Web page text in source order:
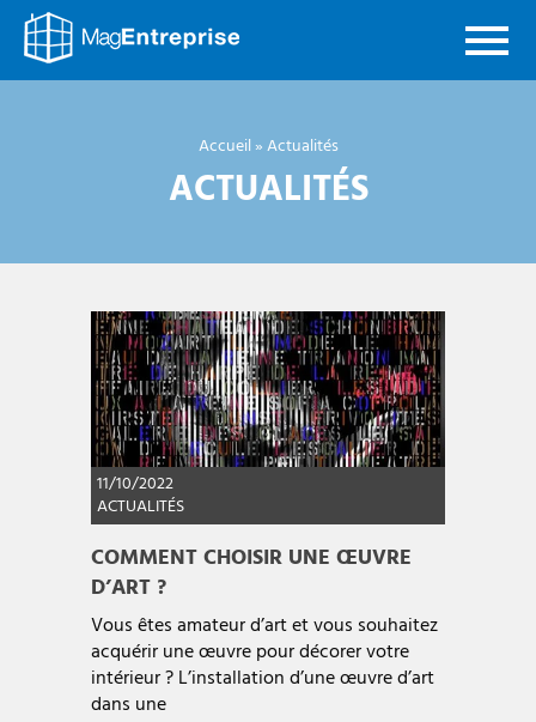
Mag
Entreprise
Accueil»Actualités
ACTUALITÉS
11/10/2022
ACTUALITÉS
COMMENT CHOISIR UNE ŒUVRE
D’ART ?
Vous êtes amateur d’art et vous souhaitez
acquérir une œuvre pour décorer votre
intérieur ? L’installation d’une œuvre d’art
dans une